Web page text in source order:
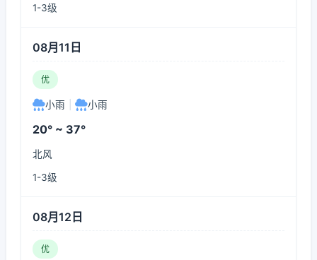
1-3级
08月11日
优
小雨 小雨
20° ~ 37°
北风
1-3级
08月12日
优